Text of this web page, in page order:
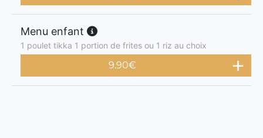
Menu enfant
1 poulet tikka 1 portion de frites ou 1 riz au choix
9.90€